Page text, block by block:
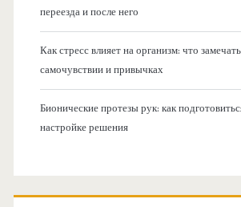
переезда и после него
Как стресс влияет на организм: что
самочувствии и привычках
Бионические протезы рук: как
настройке решения